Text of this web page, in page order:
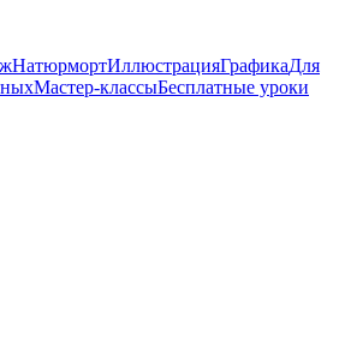
НатюрмортИллюстрацияГрафикаДля
Мастер-классыБесплатные уроки